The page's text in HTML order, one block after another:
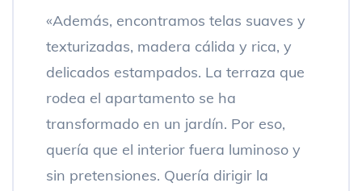
«Además, encontramos telas suaves y
texturizadas, madera cálida y rica, y
delicados estampados. La terraza que
rodea el apartamento se ha
transformado en un jardín. Por eso,
quería que el interior fuera luminoso y
sin pretensiones. Quería dirigir la